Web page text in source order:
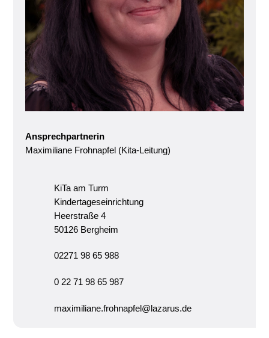
Ansprechpartnerin
Maximiliane Frohnapfel (Kita-Leitung)
KiTa am Turm
Kindertageseinrichtung
Heerstraße 4
50126 Bergheim
02271 98 65 988
0 22 71 98 65 987
maximiliane.frohnapfel@lazarus.de